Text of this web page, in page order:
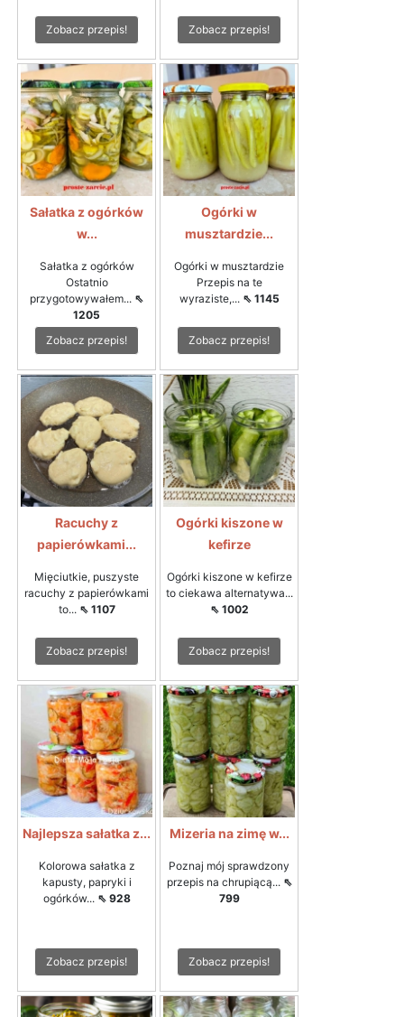
Zobacz przepis! Zobacz przepis!
Sałatka z ogórków
w...
Sałatka z ogórków
Ostatnio
przygotowywałem... ⇖
1205
Zobacz przepis!
Ogórki w
musztardzie...
Ogórki w musztardzie
Przepis na te
wyraziste,... ⇖ 1145
Zobacz przepis!
Racuchy z
papierówkami...
Mięciutkie, puszyste
racuchy z papierówkami
to... ⇖ 1107
Zobacz przepis!
Ogórki kiszone w
kefirze
Ogórki kiszone w kefirze
to ciekawa alternatywa...
⇖ 1002
Zobacz przepis!
Najlepsza sałatka z...
Kolorowa sałatka z
kapusty, papryki i
ogórków... ⇖ 928
Zobacz przepis!
Mizeria na zimę w...
Poznaj mój sprawdzony
przepis na chrupiącą... ⇖
799
Zobacz przepis!